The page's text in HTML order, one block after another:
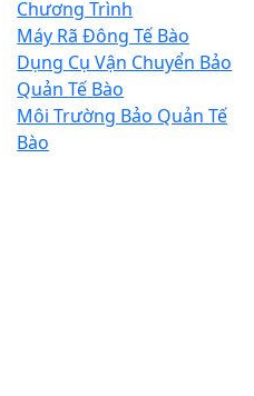
Chương Trình
Máy Rã Đông Tế Bào
Dụng Cụ Vận Chuyển Bảo
Quản Tế Bào
Môi Trường Bảo Quản Tế
Bào